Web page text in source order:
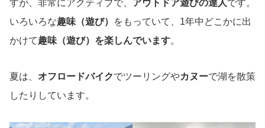
すが、非常にアクティブで、 アウトドア遊びの達人です。
いろいろな趣味（遊び）
をもっていて、1年中どこかに出
かけて趣味（遊び）を楽しんでいます。
夏は、 オフロードバイクでツーリングやカヌーで湖を散策
したりしています。